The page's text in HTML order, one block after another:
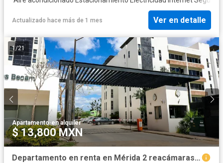
Actualizado hace más de 1 mes Ver en detalle
1/21
Apartamento·en alquiler
$ 13,800 MXN
Departamento en renta en Mérida 2 reacámaras amueblado | Utara Towers |